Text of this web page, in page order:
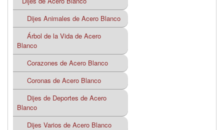
Dijes Animales de Acero Blanco
Árbol de la Vida de Acero
Blanco
Corazones de Acero Blanco
Coronas de Acero Blanco
Dijes de Deportes de Acero
Blanco
Dijes Varios de Acero Blanco